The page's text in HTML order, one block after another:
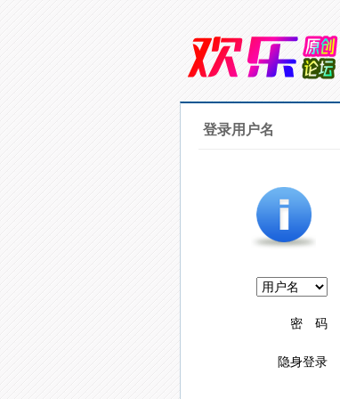
登录用户名
密 码
隐身登录